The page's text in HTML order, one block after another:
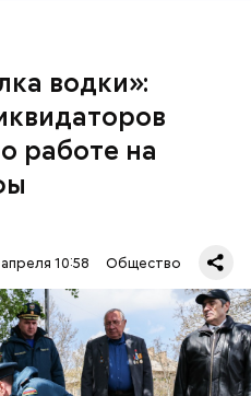
водки»:
работе на
10:58 Общество
обороны Московского
Построились. Сказали,
отряд. Через
в сторону
Макеев.
святой Николай спас от
осужденных